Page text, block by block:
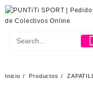
Inicio Productos